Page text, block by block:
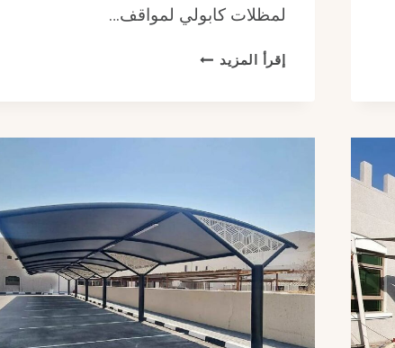
لمظلات كابولي لمواقف…
إقرأ المزيد مظلات
مناسبة
للحرارة
والأمطار